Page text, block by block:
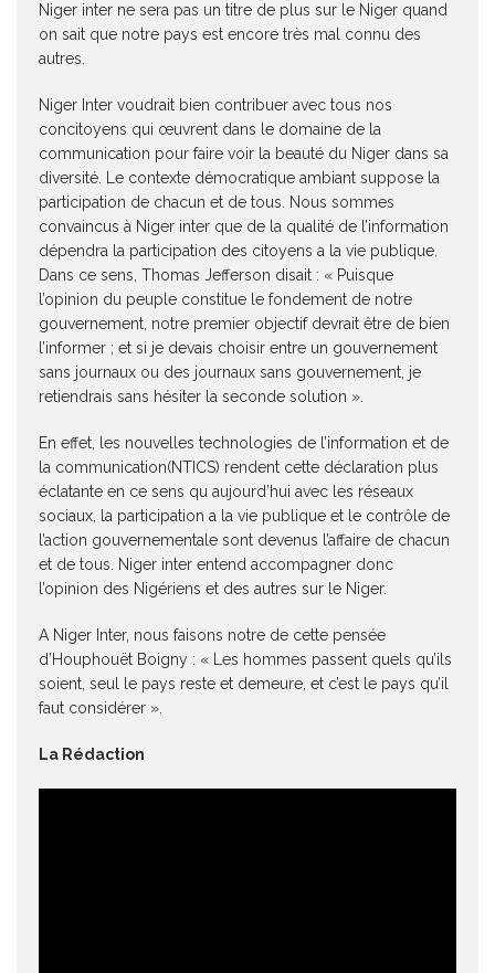
Niger inter ne sera pas un titre de plus sur le Niger quand
on sait que notre pays est encore très mal connu des
autres.
Niger Inter voudrait bien contribuer avec tous nos
concitoyens qui œuvrent dans le domaine de la
communication pour faire voir la beauté du Niger dans sa
diversité. Le contexte démocratique ambiant suppose la
participation de chacun et de tous. Nous sommes
convaincus à Niger inter que de la qualité de l’information
dépendra la participation des citoyens a la vie publique.
Dans ce sens, Thomas Jefferson disait : « Puisque
l’opinion du peuple constitue le fondement de notre
gouvernement, notre premier objectif devrait être de bien
l’informer ; et si je devais choisir entre un gouvernement
sans journaux ou des journaux sans gouvernement, je
retiendrais sans hésiter la seconde solution ».
En effet, les nouvelles technologies de l’information et de
la communication(NTICS) rendent cette déclaration plus
éclatante en ce sens qu aujourd’hui avec les réseaux
sociaux, la participation a la vie publique et le contrôle de
l’action gouvernementale sont devenus l’affaire de chacun
et de tous. Niger inter entend accompagner donc
l’opinion des Nigériens et des autres sur le Niger.
A Niger Inter, nous faisons notre de cette pensée
d’Houphouët Boigny : « Les hommes passent quels qu’ils
soient, seul le pays reste et demeure, et c’est le pays qu’il
faut considérer ».
La Rédaction